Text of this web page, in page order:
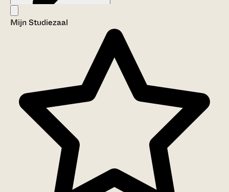
Aanwijzingen voor de gebruiker
Mijn Studiezaal